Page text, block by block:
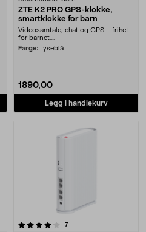
ZTE K2 PRO GPS-klokke,
smartklokke for barn
Videosamtale, chat og GPS – frihet
for barnet....
Farge:
Lyseblå
1890,00
Legg i handlekurv
7anmeldelser